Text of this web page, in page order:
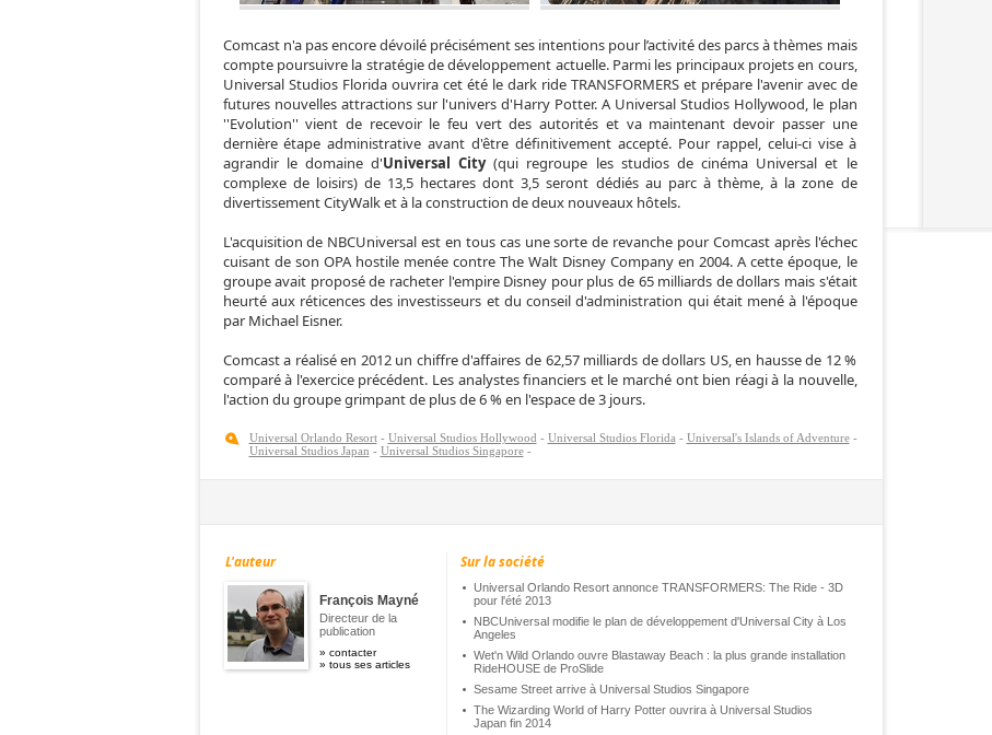
Comcast n'a pas encore dévoilé précisément ses intentions pour l’activité des parcs à thèmes mais
compte poursuivre la stratégie de développement actuelle. Parmi les principaux projets en cours,
Universal Studios Florida ouvrira cet été le dark ride TRANSFORMERS et prépare l'avenir avec de
futures nouvelles attractions sur l'univers d'Harry Potter. A Universal Studios Hollywood, le plan
''Evolution'' vient de recevoir le feu vert des autorités et va maintenant devoir passer une
dernière étape administrative avant d'être définitivement accepté. Pour rappel, celui-ci vise à
agrandir le domaine d'Universal City(qui regroupe les studios de cinéma Universal et le
complexe de loisirs) de 13,5 hectares dont 3,5 seront dédiés au parc à thème, à la zone de
divertissement CityWalk et à la construction de deux nouveaux hôtels.
L'acquisition de NBCUniversal est en tous cas une sorte de revanche pour Comcast après l'échec
cuisant de son OPA hostile menée contre The Walt Disney Company en 2004. A cette époque, le
groupe avait proposé de racheter l'empire Disney pour plus de 65 milliards de dollars mais s'était
heurté aux réticences des investisseurs et du conseil d'administration qui était mené à l'époque
par Michael Eisner.
Comcast a réalisé en 2012 un chiffre d'affaires de 62,57 milliards de dollars US, en hausse de 12 %
comparé à l'exercice précédent. Les analystes financiers et le marché ont bien réagi à la nouvelle,
l'action du groupe grimpant de plus de 6 % en l'espace de 3 jours.
Universal Orlando Resort- Universal Studios Hollywood - Universal Studios Florida - Universal's Islands of Adventure-
Universal Studios Japan - Universal Studios Singapore-
L'auteur
François Mayné
Directeur de la
publication
» contacter
» tous ses articles
Sur la société
Universal Orlando Resort annonce TRANSFORMERS: The Ride - 3D
pour l'été 2013
NBCUniversal modifie le plan de développement d'Universal City à Los
Angeles
Wet'n Wild Orlando ouvre Blastaway Beach : la plus grande installation
RideHOUSE de ProSlide
Sesame Street arrive à Universal Studios Singapore
The Wizarding World of Harry Potter ouvrira à Universal Studios
Japan fin 2014